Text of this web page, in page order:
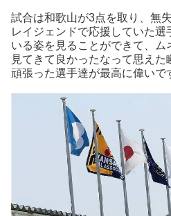
試合は和歌山が3点を取り、無
レイジェンドで応援していた選
いる姿を見ることができて、
見てきて良かったなって思え
頑張った選手達が最高に偉いで